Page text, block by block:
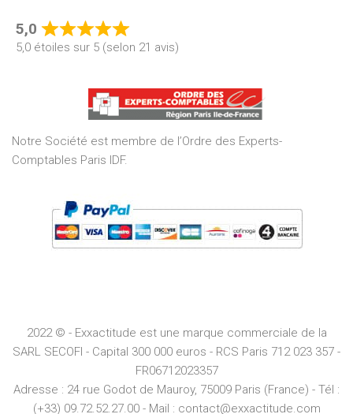
5,0
Rated
5,0
of
5
5,0 étoiles sur 5 (selon 21 avis)
Notre Société est membre de l’Ordre des Experts-
Comptables Paris IDF.
2022 © - Exxactitude est une marque commerciale de la
SARL SECOFI - Capital 300 000 euros - RCS Paris 712 023 357 -
FR06712023357
Adresse : 24 rue Godot de Mauroy, 75009 Paris (France) - Tél :
(+33) 09.72.52.27.00 - Mail : contact@exxactitude.com